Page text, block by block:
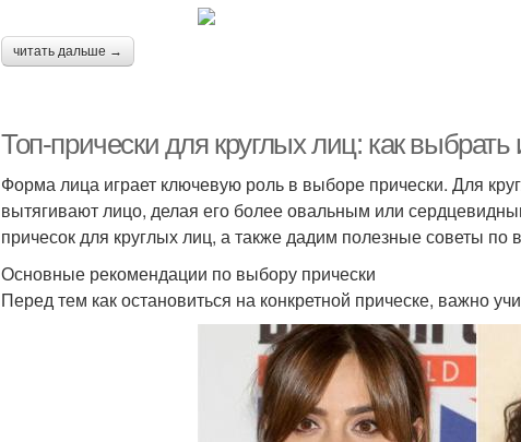
читать дальше →
Топ-прически для круглых лиц: как
Форма лица играет ключевую роль в выборе прически. Для
вытягивают лицо, делая его более овальным или
причесок для круглых лиц, а также дадим полезные советы по
Основные рекомендации по выбору прически
Перед тем как остановиться на конкретной прическе, важно